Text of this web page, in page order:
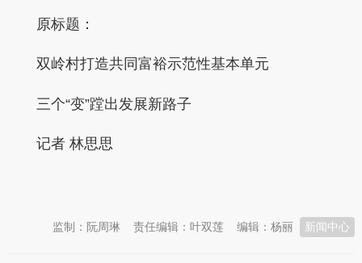
原标题：
双岭村打造共同富裕示范性基本单元
三个“变”蹚出发展新路子
记者 林思思
新闻中心
编辑：杨丽
责任编辑：叶双莲
监制：阮周琳